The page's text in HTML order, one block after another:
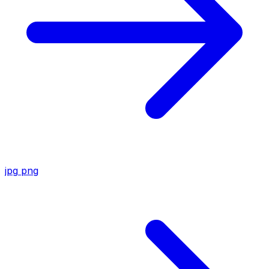
jpg png